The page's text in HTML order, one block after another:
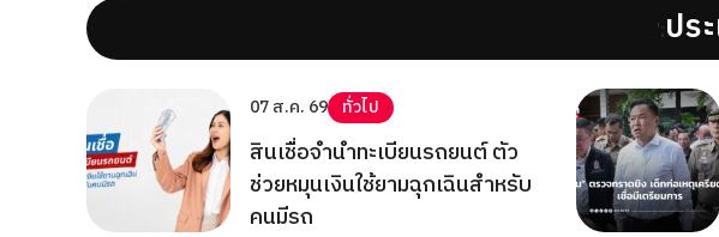
';ปร
07 ส.ค. 69 ทั่วไป
สินเชื่อจำนำทะเบียนรถยนต์ ตัว
ช่วยหมุนเงินใช้ยามฉุกเฉินสำหรับ
คนมีรถ